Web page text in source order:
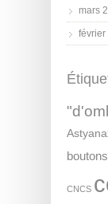
mars
février
boutons
CNCS